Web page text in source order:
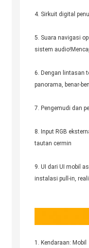
4. Sirkuit digital
5. Suara navigasi
sistem
6. Dengan lintasan
panorama, benar-
7. Pengemudi dan
8. Input RGB
tautan cermin
9. UI dari UI mobil
instalasi pull-in,
1. Kendaraan: Mobil